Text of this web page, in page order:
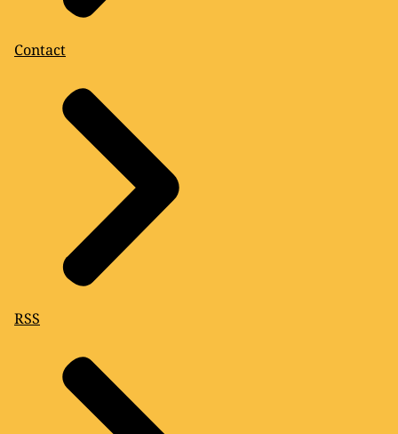
op de pagina
Contact
RSS